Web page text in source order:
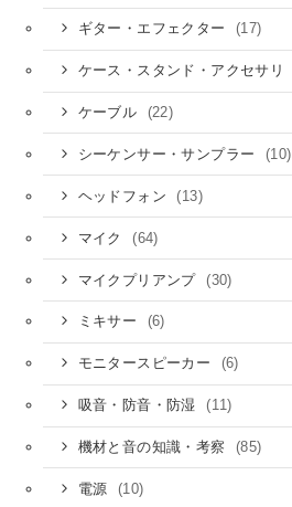
ギター・エフェクター (17)
ケース・スタンド・アクセサリ
ケーブル (22)
シーケンサー・サンプラー (10)
ヘッドフォン (13)
マイク (64)
マイクプリアンプ (30)
ミキサー (6)
モニタースピーカー (6)
吸音・防音・防湿 (11)
機材と音の知識・考察 (85)
電源 (10)